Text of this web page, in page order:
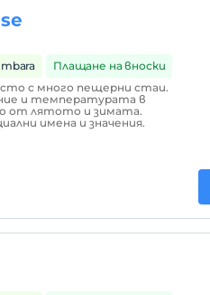
Плащане на вноски
с много пещерни стаи.
и температурата в
от лятото и зимата.
имена и значения.